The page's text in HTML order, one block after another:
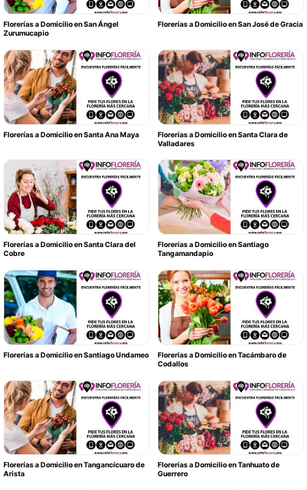
Florerías a Domicilio en San Ángel
Zurumucapio
Florerías a Domicilio en San José de Gracia
Florerías a Domicilio en Santa Ana Maya
Florerías a Domicilio en Santa Clara de
Valladares
Florerías a Domicilio en Santa Clara del
Cobre
Florerías a Domicilio en Santiago
Tangamandapio
Florerías a Domicilio en Santiago Undameo
Florerías a Domicilio en Tacámbaro de
Codallos
Florerías a Domicilio en Tangancícuaro de
Arista
Florerías a Domicilio en Tanhuato de
Guerrero